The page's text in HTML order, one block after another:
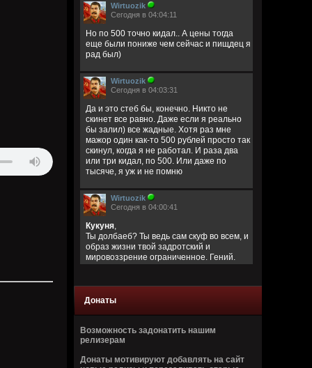
Wirtuozik
Сегодня в 04:04:11
Но по 500 точно кидал.. А цены тогда
еще были пониже чем сейчас и пищдец я
рад был)
Wirtuozik
Сегодня в 04:03:31
Да и это стеб бы, конечно. Никто не
скинет все равно. Даже если я реально
бы залил) все жадные. Хотя раз мне
мажор один как-то 500 рублей просто так
скинул, когда я не работал. И раза два
или три кидал, по 500. Или даже по
тысяче, я уж и не помню
Wirtuozik
Сегодня в 04:00:41
Кукуня,
Ты долбаеб? Ты ведь сам скуф во всем, и
образ жизни твой задротский и
мировоззрение ограниченное. Гений.
деньги. Вполне нормальные услуги, не
интимные
Вчера в 23:40:06
продолжает деньги клянчить, пиздец
Донаты
Возможность задонатить нашим
релизерам
Донаты мотивируют добавлять на сайт